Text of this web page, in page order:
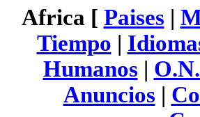
Africa [ Paises |
Tiempo |
Humanos |
Anuncios |